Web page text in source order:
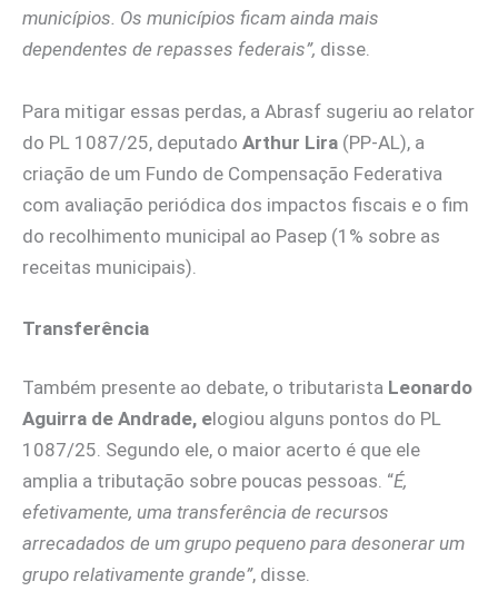
municípios. Os municípios ficam ainda mais
dependentes de repasses federais”, disse.
Para mitigar essas perdas, a Abrasf sugeriu ao relator
do PL 1087/25, deputado Arthur Lira (PP-AL), a
criação de um Fundo de Compensação Federativa
com avaliação periódica dos impactos fiscais e o fim
do recolhimento municipal ao Pasep (1% sobre as
receitas municipais).
Transferência
Também presente ao debate, o tributarista Leonardo
Aguirra de Andrade, elogiou alguns pontos do PL
1087/25. Segundo ele, o maior acerto é que ele
amplia a tributação sobre poucas pessoas. “É,
efetivamente, uma transferência de recursos
arrecadados de um grupo pequeno para desonerar um
grupo relativamente grande”, disse.